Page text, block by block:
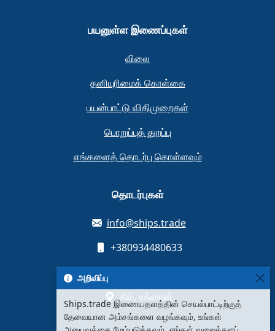
பயனுள்ள இணைப்புகள்
விலை
தனியுரிமைக் கொள்கை
பயன்பாட்டு விதிமுறைகள்
பொறுப்புத் துறப்பு
எங்களைத் தொடர்பு கொள்ளவும்
தொடர்புகள்
info@ships.trade
+380934480633
ஒலெக்சாண்ட்ரா மிஷுஹி தெரு, 12
கீவ், உக்ரைன்
அறிவிப்பு
Ships.trade இணையதளத்தின் செயல்பாட்டிற்குத்
தேவையான அம்சங்களை வழங்கவும், உங்கள்